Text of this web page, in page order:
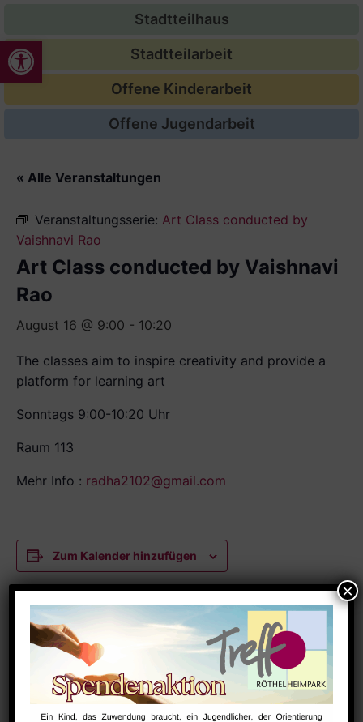
Werkzeugleiste öffnen
Stadtteilhaus
Stadtteilarbeit
Offene Kinderarbeit
Offene Jugendarbeit
« Alle Veranstaltungen
Veranstaltungsserie: Art Class conducted by
Vaishnavi Rao
Art Class conducted by Vaishnavi
Rao
August 16 @ 9:00 - 10:20
The classes aim to inspire creativity and provide a
platform for learning art
Sonntags 9:00-10:20 Uhr
Raum 113
Mehr Info : radha2102@gmail.com
Zum Kalender hinzufügen
DETAILS
Datum:
August 16
9:00 - 10:20